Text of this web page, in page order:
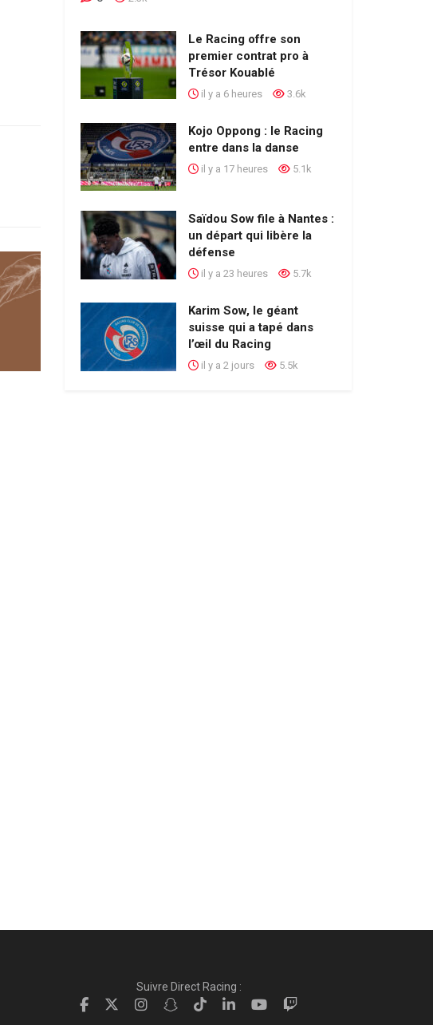
Le Racing offre son
premier contrat pro à
Trésor Kouablé
il y a 6 heures 3.6k
Kojo Oppong : le Racing
entre dans la danse
il y a 17 heures 5.1k
Saïdou Sow file à Nantes :
un départ qui libère la
défense
il y a 23 heures 5.7k
Karim Sow, le géant
suisse qui a tapé dans
l’œil du Racing
il y a 2 jours 5.5k
Suivre Direct Racing :